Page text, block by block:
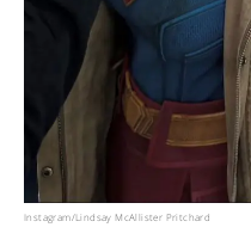
Instagram/Lindsay McAllister Pritchard